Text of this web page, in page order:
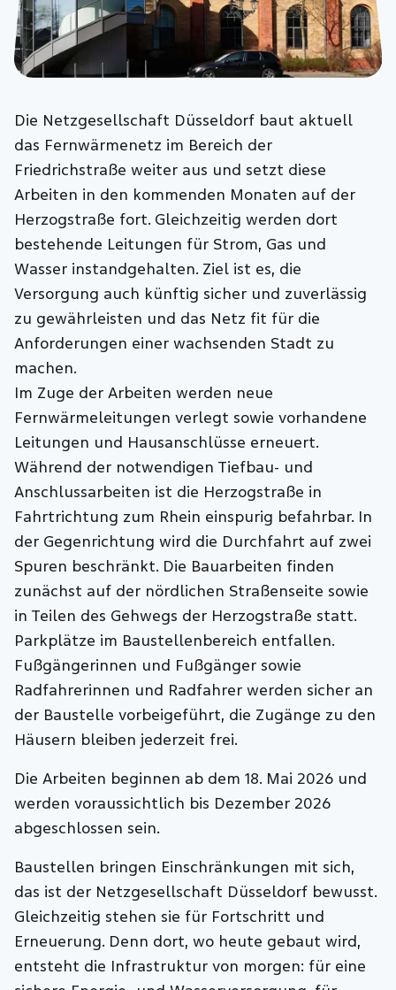
Die Netzgesellschaft Düsseldorf baut aktuell
das Fernwärmenetz im Bereich der
Friedrichstraße weiter aus und setzt diese
Arbeiten in den kommenden Monaten auf der
Herzogstraße fort. Gleichzeitig werden dort
bestehende Leitungen für Strom, Gas und
Wasser instandgehalten. Ziel ist es, die
Versorgung auch künftig sicher und zuverlässig
zu gewährleisten und das Netz fit für die
Anforderungen einer wachsenden Stadt zu
machen.
Im Zuge der Arbeiten werden neue
Fernwärmeleitungen verlegt sowie vorhandene
Leitungen und Hausanschlüsse erneuert.
Während der notwendigen Tiefbau- und
Anschlussarbeiten ist die Herzogstraße in
Fahrtrichtung zum Rhein einspurig befahrbar. In
der Gegenrichtung wird die Durchfahrt auf zwei
Spuren beschränkt. Die Bauarbeiten finden
zunächst auf der nördlichen Straßenseite sowie
in Teilen des Gehwegs der Herzogstraße statt.
Parkplätze im Baustellenbereich entfallen.
Fußgängerinnen und Fußgänger sowie
Radfahrerinnen und Radfahrer werden sicher an
der Baustelle vorbeigeführt, die Zugänge zu den
Häusern bleiben jederzeit frei.
Die Arbeiten beginnen ab dem 18. Mai 2026 und
werden voraussichtlich bis Dezember 2026
abgeschlossen sein.
Baustellen bringen Einschränkungen mit sich,
das ist der Netzgesellschaft Düsseldorf bewusst.
Gleichzeitig stehen sie für Fortschritt und
Erneuerung. Denn dort, wo heute gebaut wird,
entsteht die Infrastruktur von morgen: für eine